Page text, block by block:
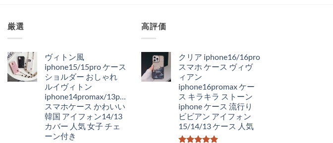
厳選
ヴィトン風
iphone15/15pro ケース
ショルダー おしゃれ
ルイヴィトン
iphone14promax/13pro/12
スマホケース かわいい
韓国 アイフォン14/13
カバー 人気 女子 チェ
ーン付き
高評価
クリア iphone16/16pro
スマホ ケース ヴィヴ
ィアン
iphone16promax ケー
ス キラキラ ストーン
iphone ケース 流行り
ビビアン アイフォン
15/14/13 ケース 人気